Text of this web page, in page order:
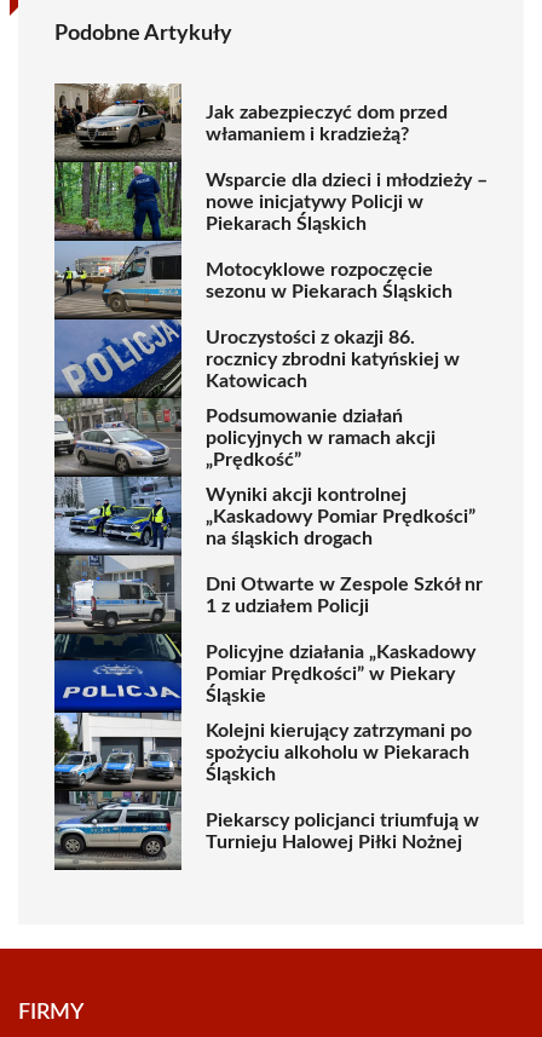
Podobne Artykuły
Jak zabezpieczyć dom przed
włamaniem i kradzieżą?
Wsparcie dla dzieci i młodzieży –
nowe inicjatywy Policji w
Piekarach Śląskich
Motocyklowe rozpoczęcie
sezonu w Piekarach Śląskich
Uroczystości z okazji 86.
rocznicy zbrodni katyńskiej w
Katowicach
Podsumowanie działań
policyjnych w ramach akcji
„Prędkość”
Wyniki akcji kontrolnej
„Kaskadowy Pomiar Prędkości”
na śląskich drogach
Dni Otwarte w Zespole Szkół nr
1 z udziałem Policji
Policyjne działania „Kaskadowy
Pomiar Prędkości” w Piekary
Śląskie
Kolejni kierujący zatrzymani po
spożyciu alkoholu w Piekarach
Śląskich
Piekarscy policjanci triumfują w
Turnieju Halowej Piłki Nożnej
FIRMY